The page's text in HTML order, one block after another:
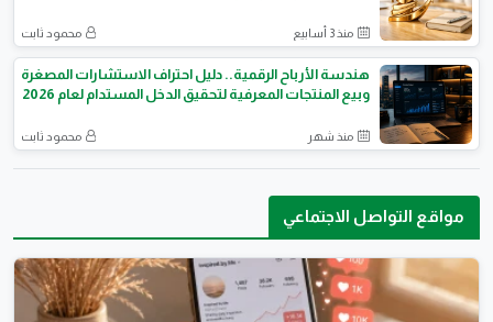
منذ 3 أسابيع محمود ثابت
هندسة الأرباح الرقمية.. دليل احتراف الاستشارات المصغرة
وبيع المنتجات المعرفية لتحقيق الدخل المستدام لعام 2026
منذ شهر محمود ثابت
مواقع التواصل الاجتماعي